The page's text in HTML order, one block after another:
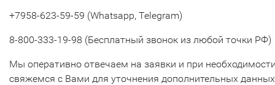
+7958-623-59-59 (Whatsapp, Telegram)
8-800-333-19-98 (Бесплатный звонок из любой точки РФ)
Мы оперативно отвечаем на заявки и при
свяжемся с Вами для уточнения дополнительных